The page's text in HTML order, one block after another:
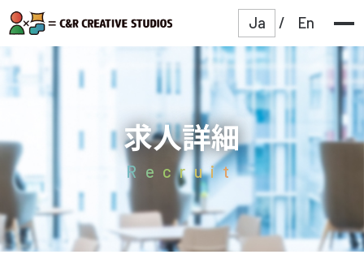
Ja / En
求人詳細
Recruit